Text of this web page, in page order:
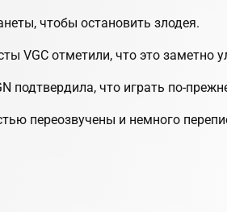
чтобы остановить злодея.
VGC отметили, что это заметно
подтвердила, что играть по-
переозвучены и немного